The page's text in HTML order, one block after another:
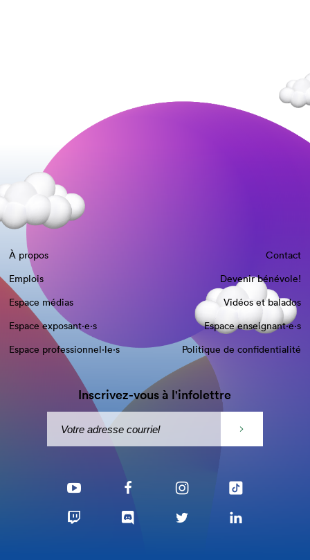
À propos
Contact
Emplois
Devenir bénévole!
Espace médias
Vidéos et balados
Espace exposant·e⋅s
Espace enseignant·e⋅s
Espace professionnel·le⋅s
Politique de confidentialité
Inscrivez-vous à l'infolettre